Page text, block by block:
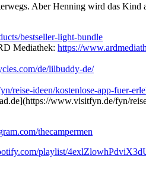
Aber Henning wird das Kind
bestseller-light-bundle
Mediathek: https://
de/lilbuddy-de/
reise-ideen/kostenlose-app-fuer-
www.visitfyn.de/fyn/
thecampermen
playlist/